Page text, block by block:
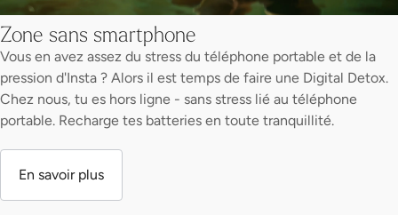
Zone sans smartphone
Vous en avez assez du stress du téléphone portable et de la
pression d'Insta ? Alors il est temps de faire une Digital Detox.
Chez nous, tu es hors ligne - sans stress lié au téléphone
portable. Recharge tes batteries en toute tranquillité.
En savoir plus